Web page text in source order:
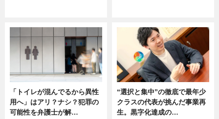
「トイレが混んでるから異性
用へ」はアリ？ナシ？犯罪の
可能性を弁護士が解…
“選択と集中”の徹底で最年少
クラスの代表が挑んだ事業再
生。黒字化達成の…